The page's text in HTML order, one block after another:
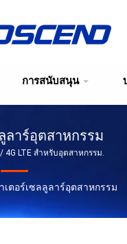
การสนับสนุน
ลาร์อุตสาหกรรม
/ 4G LTE สำหรับอุตสาหกรรม.
าเตอร์เซลลูลาร์อุตสาหกรรม